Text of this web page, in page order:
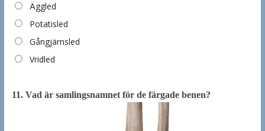
Äggled
Potatisled
Gångjärnsled
Vridled
11. Vad är samlingsnamnet för de färgade benen?